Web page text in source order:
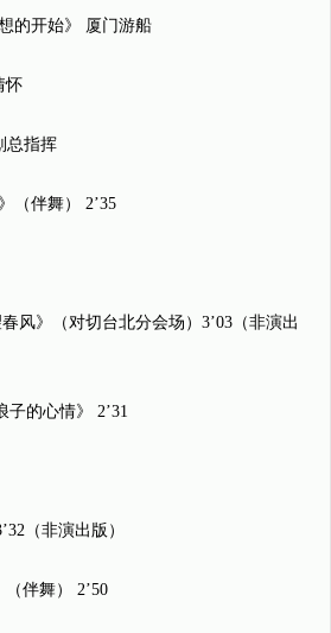
的开始》 厦门游船
怀
总指挥
（伴舞） 2’35
风》（对切台北分会场）3’03（非演出
子的心情》 2’31
（非演出版）
伴舞） 2’50